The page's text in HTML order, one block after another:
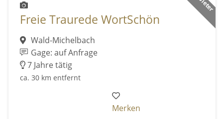
Freie Traurede WortSchön
Wald-Michelbach
Gage: auf Anfrage
7 Jahre tätig
ca. 30 km entfernt
Merken